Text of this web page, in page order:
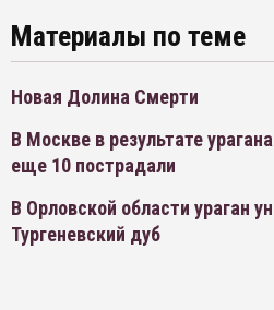
Материалы по теме
Новая Долина Смерти
В Москве в результате
еще 10 пострадали
В Орловской области ураган
Тургеневский дуб